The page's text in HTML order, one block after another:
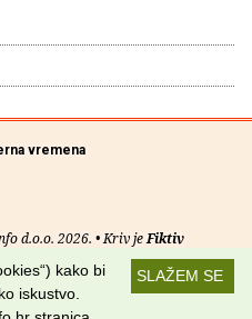
vremena
d.o.o. 2026. • Kriv jeFiktiv
korištenja•RSS kanaliSLAŽEM SE
kako bi
iskustvo.